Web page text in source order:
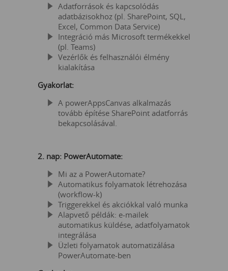
Adatforrások és kapcsolódás
adatbázisokhoz (pl. SharePoint, SQL,
Excel, Common Data Service)
Integráció más Microsoft termékekkel
(pl. Teams)
Vezérlők és felhasználói élmény
kialakítása
Gyakorlat:
A powerAppsCanvas alkalmazás
tovább építése SharePoint adatforrás
bekapcsolásával.
2. nap: PowerAutomate:
Mi az a PowerAutomate?
Automatikus folyamatok létrehozása
(workflow-k)
Triggerekkel és akciókkal való munka
Alapvető példák: e-mailek
automatikus küldése, adatfolyamatok
integrálása
Üzleti folyamatok automatizálása
PowerAutomate-ben